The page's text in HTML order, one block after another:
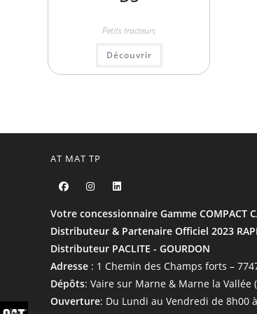
Petits tracteurs
Découvrir
AT MAT TP
Votre concessionnaire Gamme COMPACT
Distributeur & Partenaire Officiel 2023
Distributeur PACLITE - GOURDON
Adresse : 1 Chemin des Champs forts –
Dépôts: Vaire sur Marne & Marne la Vallée
Ouverture: Du Lundi au Vendredi de 8h00